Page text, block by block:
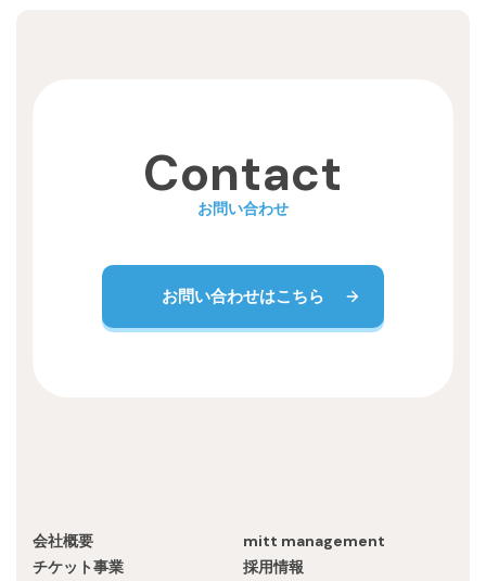
Contact
お問い合わせ
お問い合わせはこちら
会社概要
mitt management
チケット事業
採用情報